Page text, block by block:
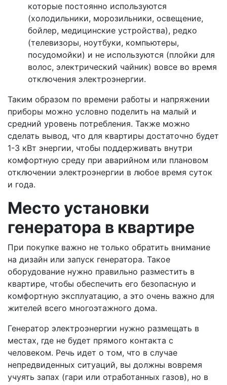
которые постоянно используются
(холодильники, морозильники, освещение,
бойлер, медицинские устройства), редко
(телевизоры, ноутбуки, компьютеры,
посудомойки) и не используются (плойки для
волос, электрический чайник) вовсе во время
отключения электроэнергии.
Таким образом по времени работы и напряжении
приборы можно условно поделить на малый и
средний уровень потребления. Также можно
сделать вывод, что для квартиры достаточно будет
1-3 кВт энергии, чтобы поддерживать внутри
комфортную среду при аварийном или плановом
отключении электроэнергии в любое время суток
и года.
Место установки
генератора в квартире
При покупке важно не только обратить внимание
на дизайн или запуск генератора. Такое
оборудование нужно правильно разместить в
квартире, чтобы обеспечить его безопасную и
комфортную эксплуатацию, а это очень важно для
жителей всего многоэтажного дома.
Генератор электроэнергии нужно размещать в
местах, где не будет прямого контакта с
человеком. Речь идет о том, что в случае
непредвиденных ситуаций, вы должны вовремя
учуять запах (гари или отработанных газов), но в